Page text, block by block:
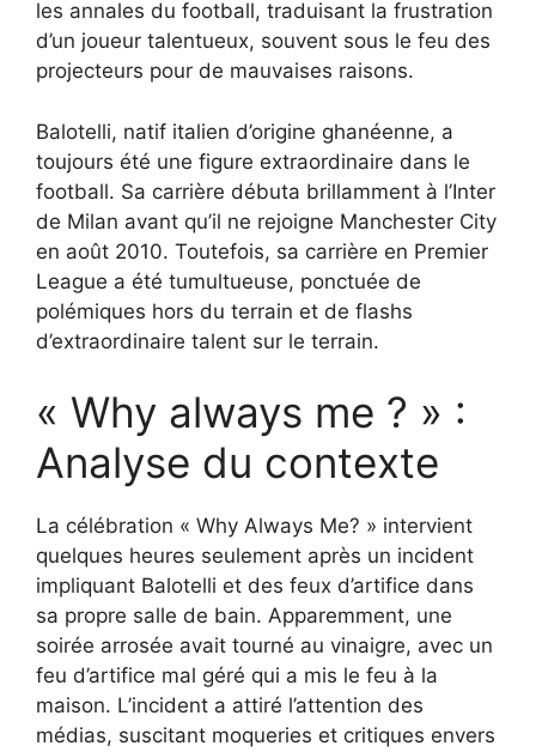
les annales du football, traduisant la frustration
d’un joueur talentueux, souvent sous le feu des
projecteurs pour de mauvaises raisons.
Balotelli, natif italien d’origine ghanéenne, a
toujours été une figure extraordinaire dans le
football. Sa carrière débuta brillamment à l’Inter
de Milan avant qu’il ne rejoigne Manchester City
en août 2010. Toutefois, sa carrière en Premier
League a été tumultueuse, ponctuée de
polémiques hors du terrain et de flashs
d’extraordinaire talent sur le terrain.
« Why always me ? » :
Analyse du contexte
La célébration « Why Always Me? » intervient
quelques heures seulement après un incident
impliquant Balotelli et des feux d’artifice dans
sa propre salle de bain. Apparemment, une
soirée arrosée avait tourné au vinaigre, avec un
feu d’artifice mal géré qui a mis le feu à la
maison. L’incident a attiré l’attention des
médias, suscitant moqueries et critiques envers